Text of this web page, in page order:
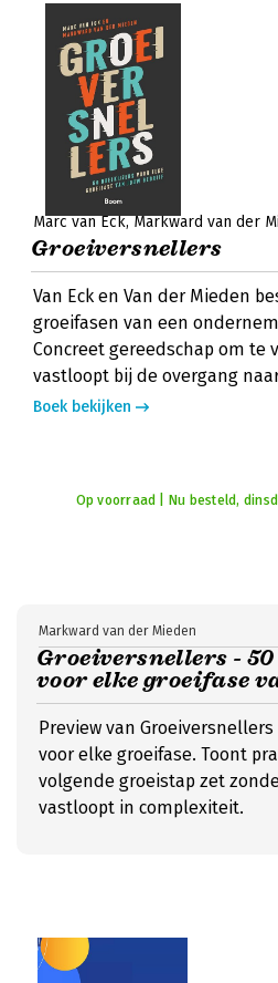
Marc van Eck Markward van der
Groeiversnellers
Van Eck en Van der Mieden
groeifasen van een
Concreet gereedschap om te
vastloopt bij de overgang
Boek bekijken
Op voorraad | Nu besteld,
Groeiversnellers -
voor elke groeifase
Markward van der Mieden
Preview van
voor elke groeifase. Toont
volgende groeistap zet
vastloopt in complexiteit.